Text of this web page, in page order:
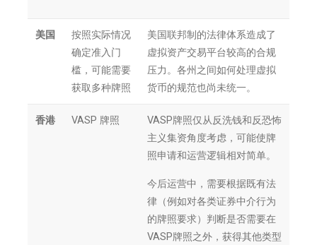
美国
按照实际情况
确定准入门
槛，可能需要
获取多种牌照
美国联邦制的法律体系造成了
虚拟资产交易平台较高的合规
压力。各州之间如何处理虚拟
货币的规范也尚未统一。
香港 VASP 牌照
VASP牌照仅从反洗钱和反恐怖
主义集资角度考虑，可能使牌
照申请和运营逻辑相对简单。
今后运营中，需要根据既有法
律（例如对各类证券中介行为
的牌照要求）判断是否需要在
VASP牌照之外，获得其他类型